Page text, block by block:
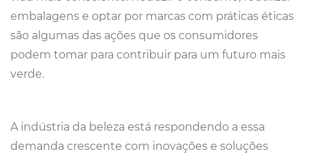
embalagens e optar por marcas com práticas éticas
são algumas das ações que os consumidores
podem tomar para contribuir para um futuro mais
verde.
A indústria da beleza está respondendo a essa
demanda crescente com inovações e soluções